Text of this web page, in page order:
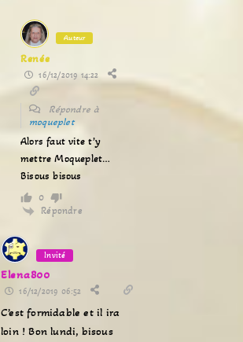
Auteur
Renée
16/12/2019 14:22
Répondre à
moqueplet
Alors faut vite t’y
mettre Moqueplet…
Bisous bisous
0
Répondre
Invité
Elena800
16/12/2019 06:52
C’est formidable et il ira
loin ! Bon lundi, bisous